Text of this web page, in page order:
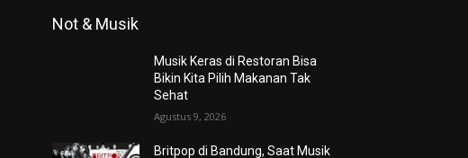
Not & Musik
Musik Keras di Restoran Bisa
Bikin Kita Pilih Makanan Tak
Sehat
Agustus 9, 2026
Britpop di Bandung, Saat Musik